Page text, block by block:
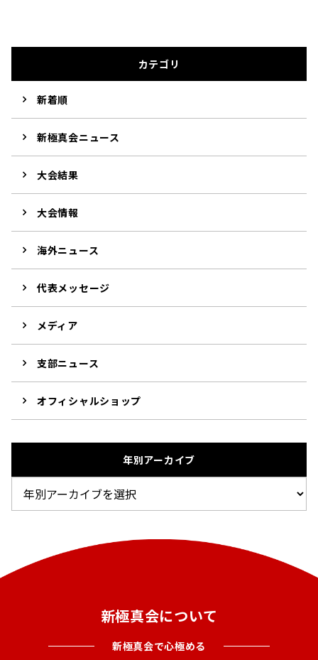
カテゴリ
新着順
新極真会ニュース
大会結果
大会情報
海外ニュース
代表メッセージ
メディア
支部ニュース
オフィシャルショップ
年別アーカイブ
新極真会について
新極真会で心極める